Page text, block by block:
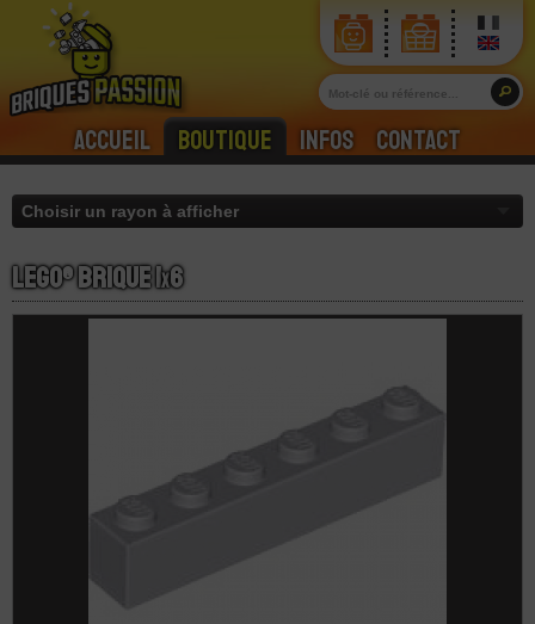
Accueil Boutique Infos Contact
LEGO® Brique 1x6